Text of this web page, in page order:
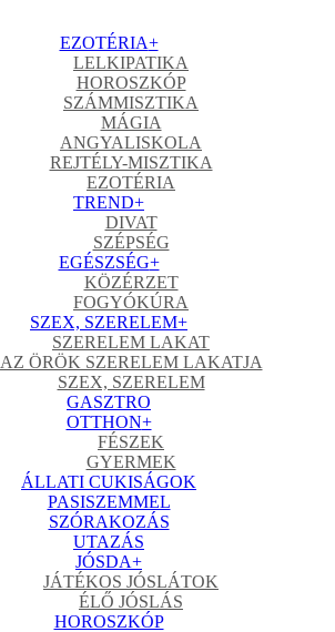
EZOTÉRIA+
LELKIPATIKA
HOROSZKÓP
SZÁMMISZTIKA
MÁGIA
ANGYALISKOLA
REJTÉLY-MISZTIKA
EZOTÉRIA
TREND+
DIVAT
SZÉPSÉG
EGÉSZSÉG+
KÖZÉRZET
FOGYÓKÚRA
SZEX, SZERELEM+
SZERELEM LAKAT
AZ ÖRÖK SZERELEM LAKATJA
SZEX, SZERELEM
GASZTRO
OTTHON+
FÉSZEK
GYERMEK
ÁLLATI CUKISÁGOK
PASISZEMMEL
SZÓRAKOZÁS
UTAZÁS
JÓSDA+
JÁTÉKOS JÓSLÁTOK
ÉLŐ JÓSLÁS
HOROSZKÓP